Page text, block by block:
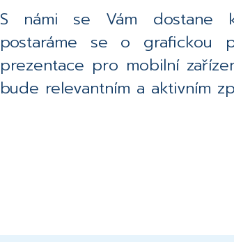
S námi se Vám dostane
postaráme se o grafickou
prezentace pro mobilní
bude relevantním a aktivním